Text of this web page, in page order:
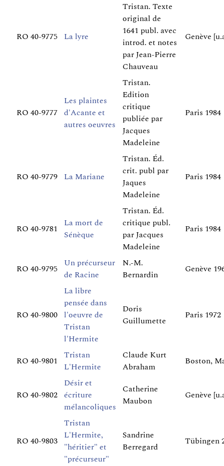
RO 40-9775 La lyre
Tristan. Texte
original de
1641 publ. avec
introd. et notes
par Jean-Pierre
Chauveau
Genève
RO 40-9777
Les plaintes
d'Acante et
autres oeuvres
Tristan.
Edition
critique
publiée par
Jacques
Madeleine
Paris 1984
RO 40-9779 La Mariane
Tristan. Éd.
crit. publ par
Jaques
Madeleine
Paris 1984
RO 40-9781
La mort de
Sénèque
Tristan. Éd.
critique publ.
par Jacques
Madeleine
Paris 1984
RO 40-9795 Un précurseur
de Racine
N.-M.
Bernardin
Genève
RO 40-9800
La libre
pensée dans
l'oeuvre de
Tristan
l'Hermite
Doris
Guillumette
Paris 1972
RO 40-9801 Tristan
L'Hermite
Claude Kurt
Abraham
Boston,
RO 40-9802
Désir et
écriture
mélancoliques
Catherine
Maubon
Genève
RO 40-9803
Tristan
L'Hermite,
"héritier" et
"précurseur"
Sandrine
Berregard
Tübingen